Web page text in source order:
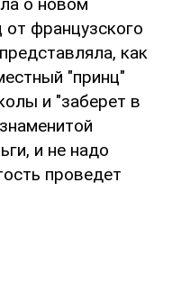
французского
как
"принц"
и "заберет в
и не надо
проведет